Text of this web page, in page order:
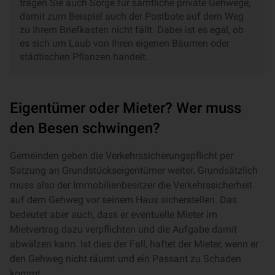
tragen Sie auch Sorge für sämtliche private Gehwege,
damit zum Beispiel auch der Postbote auf dem Weg
zu Ihrem Briefkasten nicht fällt. Dabei ist es egal, ob
es sich um Laub von Ihren eigenen Bäumen oder
städtischen Pflanzen handelt.
Eigentümer oder Mieter? Wer muss
den Besen schwingen?
Gemeinden geben die Verkehrssicherungspflicht per
Satzung an Grundstückseigentümer weiter. Grundsätzlich
muss also der Immobilienbesitzer die Verkehrssicherheit
auf dem Gehweg vor seinem Haus sicherstellen. Das
bedeutet aber auch, dass er eventuelle Mieter im
Mietvertrag dazu verpflichten und die Aufgabe damit
abwälzen kann. Ist dies der Fall, haftet der Mieter, wenn er
den Gehweg nicht räumt und ein Passant zu Schaden